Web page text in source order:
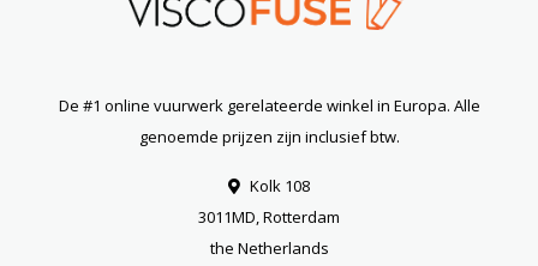
De #1 online vuurwerk gerelateerde winkel in Europa. Alle
genoemde prijzen zijn inclusief btw.
Kolk 108
3011MD, Rotterdam
the Netherlands